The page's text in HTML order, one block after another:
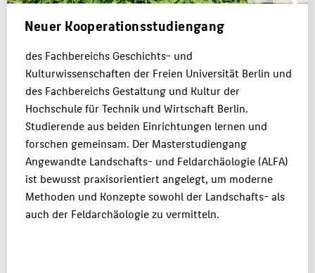
Neuer Kooperationsstudiengang
des Fachbereichs Geschichts- und
Kulturwissenschaften der Freien Universität Berlin und
des Fachbereichs Gestaltung und Kultur der
Hochschule für Technik und Wirtschaft Berlin.
Studierende aus beiden Einrichtungen lernen und
forschen gemeinsam. Der Masterstudiengang
Angewandte Landschafts- und Feldarchäologie (ALFA)
ist bewusst praxisorientiert angelegt, um moderne
Methoden und Konzepte sowohl der Landschafts- als
auch der Feldarchäologie zu vermitteln.
ZENTRALEINRICHTUNGEN